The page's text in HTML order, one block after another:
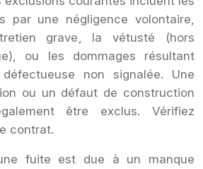
par une négligence volontaire,
grave, la vétusté (hors
ou les dommages résultant
défectueuse non signalée. Une
ou un défaut de construction
être exclus. Vérifiez
contrat.
fuite est due à un manque